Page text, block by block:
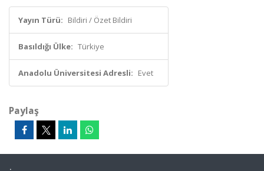
Yayın Türü: Bildiri / Özet Bildiri
Basıldığı Ülke: Türkiye
Anadolu Üniversitesi Adresli: Evet
Paylaş